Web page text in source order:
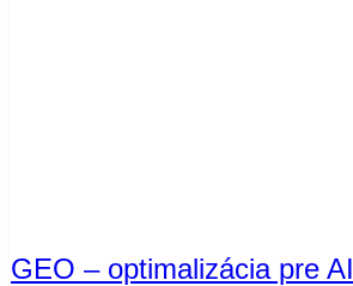
GEO – optimalizácia pre AI